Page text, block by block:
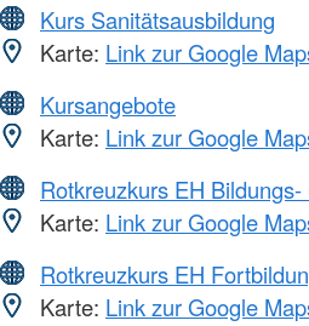
Kurs Sanitätsausbildung
Karte: Link zur Google
Kursangebote
Karte: Link zur Google
Rotkreuzkurs EH
Karte: Link zur Google
Rotkreuzkurs EH
Karte: Link zur Google